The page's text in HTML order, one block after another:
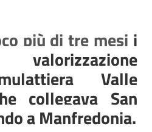
più di tre mesi i
Valle
collegava San
a Manfredonia.